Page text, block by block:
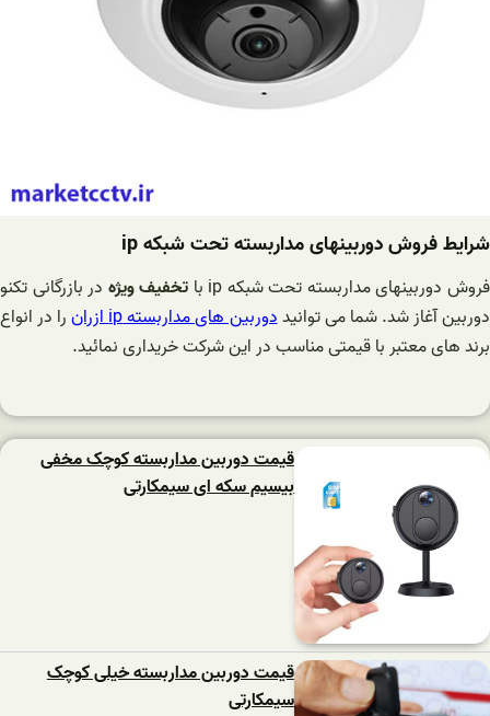
شرایط فروش دوربینهای مداربسته تحت شبکه ip
فروش دوربینهای مداربسته تحت شبکه ip با تخفیف ویژه در بازرگانی تکنو
دوربین آغاز شد. شما می توانیددوربین های مداربسته ip ازران
را در انواع
برند های معتبر با قیمتی مناسب در این شرکت خریداری نمائید.
قیمت دوربین مداربسته کوچک مخفی
بیسیم سکه ای سیمکارتی
قیمت دوربین مداربسته خیلی کوچک
سیمکارتی